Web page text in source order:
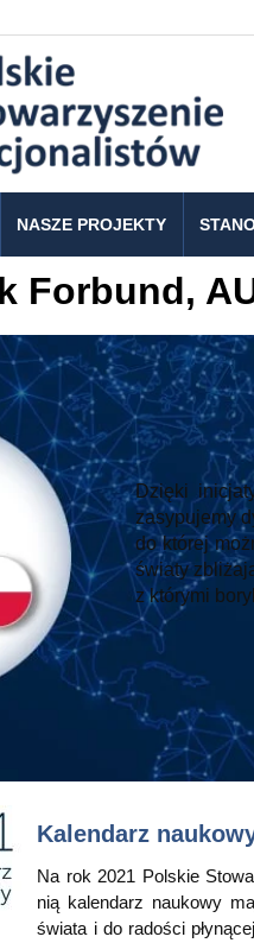
NASZE PROJEKTY
Forbund,
Dzięki
zasypujemy
do której
światy
z którymi
Kalendarz
Na rok 2021 Polskie
nią kalendarz naukowy
świata i do radości